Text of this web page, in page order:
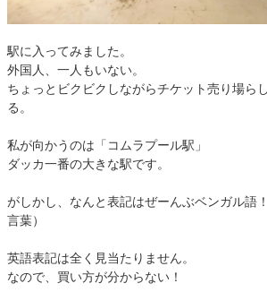
駅に入ってみました。
外国人、一人もいない。
ちょっとビクビクしながらチケット売り場ら
る。
私が向かうのは「コムラプール駅」
ダッカ一番の大きな駅です。
がしかし、なんと表記はぜーんぶベンガル語
言葉）
英語表記は全く見当たりません。
なので、買い方が分からない！